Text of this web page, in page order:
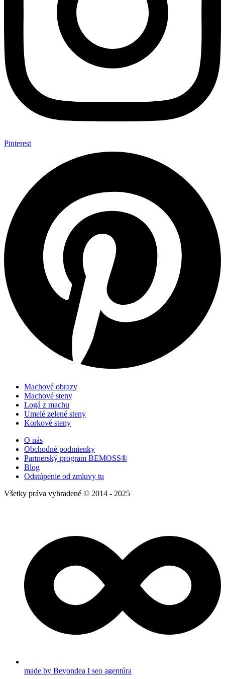
Pinterest
Machové obrazy
Machové steny
Logá z machu
Umelé zelené steny
Korkové steny
O nás
Obchodné podmienky
Partnerský program BEMOSS®
Blog
Odstúpenie od zmluvy tu
Všetky práva vyhradené © 2014 - 2025
made by Beyondea I seo agentúra